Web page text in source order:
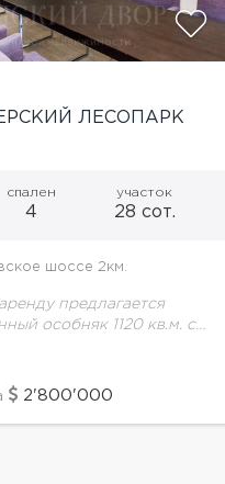
ЛЕСОПАРК
спален
4
участок
28 сот.
шоссе 2км.
предлагается
особняк 1120 кв.м. с
с ландшафтным
минут пешком до
2'800'000